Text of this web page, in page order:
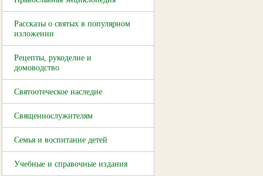
Рассказы о святых в популярном
изложении
Рецепты, рукоделие и
домоводство
Святоотеческое наследие
Священнослужителям
Семья и воспитание детей
Учебные и справочные издания